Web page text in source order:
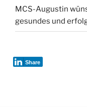
MCS-Augustin
gesundes und
Share